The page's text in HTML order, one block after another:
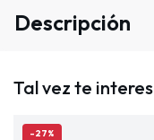
Descripción
Tal vez te
-27%